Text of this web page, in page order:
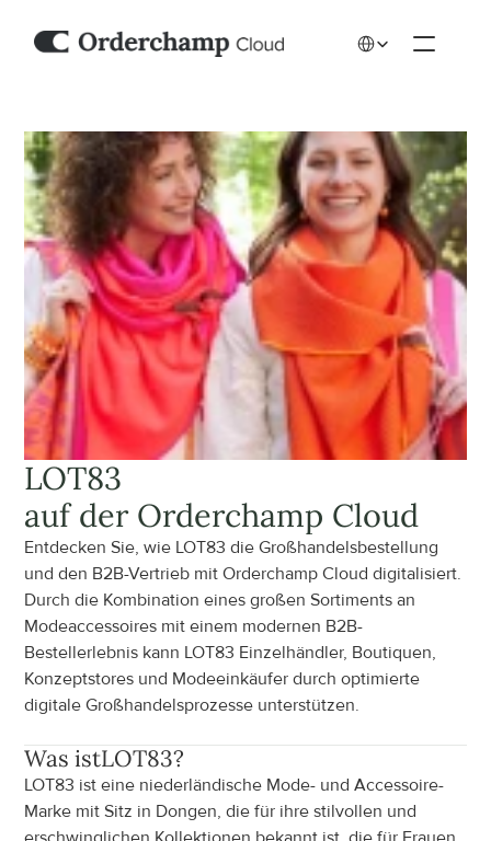
LOT83
auf der Orderchamp Cloud
Entdecken Sie, wie LOT83 die Großhandelsbestellung
und den B2B-Vertrieb mit Orderchamp Cloud digitalisiert.
Durch die Kombination eines großen Sortiments an
Modeaccessoires mit einem modernen B2B-
Bestellerlebnis kann LOT83 Einzelhändler, Boutiquen,
Konzeptstores und Modeeinkäufer durch optimierte
digitale Großhandelsprozesse unterstützen.
Was istLOT83?
LOT83 ist eine niederländische Mode- und Accessoire-
Marke mit Sitz in Dongen, die für ihre stilvollen und